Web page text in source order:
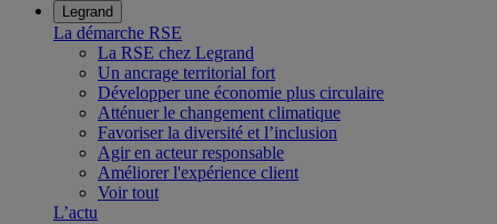
Legrand
La démarche RSE
La RSE chez Legrand
Un ancrage territorial fort
Développer une économie plus circulaire
Atténuer le changement climatique
Favoriser la diversité et l’inclusion
Agir en acteur responsable
Améliorer l'expérience client
Voir tout
L’actu